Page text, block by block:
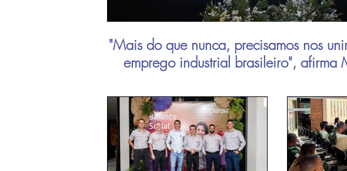
"Mais do que nunca, precisamos nos
emprego industrial brasileiro", afirma